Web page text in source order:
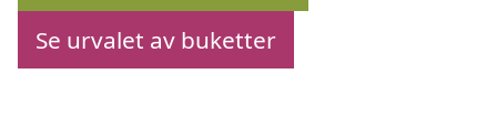
Se urvalet av buketter